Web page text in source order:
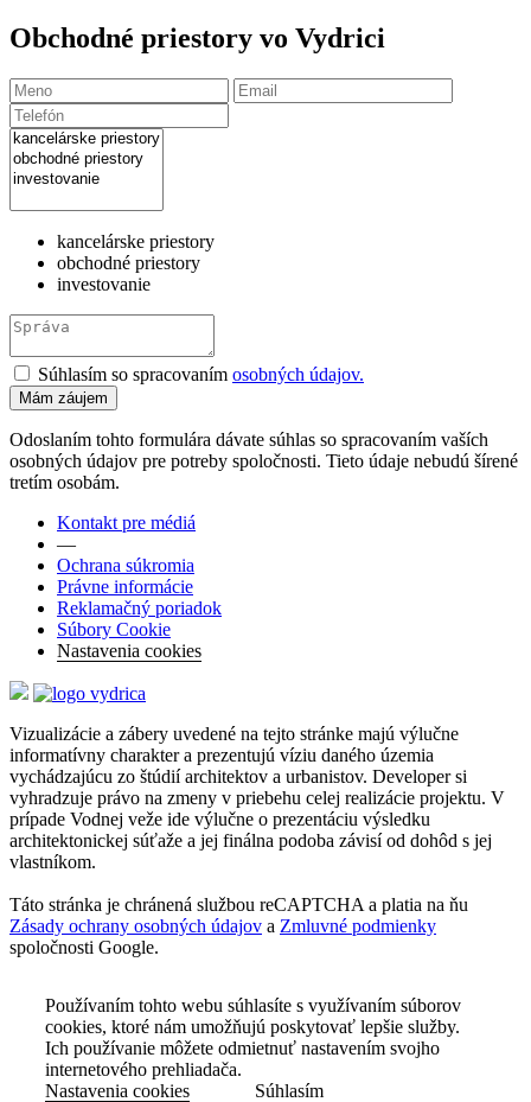
Obchodné priestory vo Vydrici
kancelárske priestory
obchodné priestory
investovanie
Súhlasím so spracovaním osobných údajov.
Odoslaním tohto formulára dávate súhlas so spracovaním vaších
osobných údajov pre potreby spoločnosti. Tieto údaje nebudú šírené
tretím osobám.
Kontakt pre médiá
—
Ochrana súkromia
Právne informácie
Reklamačný poriadok
Súbory Cookie
Nastavenia cookies
Vizualizácie a zábery uvedené na tejto stránke majú výlučne
informatívny charakter a prezentujú víziu daného územia
vychádzajúcu zo štúdií architektov a urbanistov. Developer si
vyhradzuje právo na zmeny v priebehu celej realizácie projektu. V
prípade Vodnej veže ide výlučne o prezentáciu výsledku
architektonickej súťaže a jej finálna podoba závisí od dohôd s jej
vlastníkom.
Táto stránka je chránená službou reCAPTCHA a platia na ňu
Zásady ochrany osobných údajov a Zmluvné podmienky
spoločnosti Google.
Používaním tohto webu súhlasíte s využívaním súborov
cookies, ktoré nám umožňujú poskytovať lepšie služby.
Ich používanie môžete odmietnuť nastavením svojho
internetového prehliadača.
Nastavenia cookies
Súhlasím